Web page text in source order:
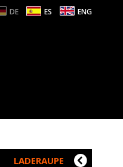
DE ES ENG
LADERAUPE